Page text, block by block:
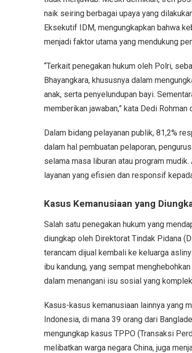
naik seiring berbagai upaya yang
Eksekutif IDM, mengungkapkan bahwa
menjadi faktor utama yang mendukung
“Terkait penegakan hukum oleh Polri,
Bhayangkara, khususnya dalam
anak, serta penyelundupan bayi.
memberikan jawaban,” kata Dedi
Dalam bidang pelayanan publik, 81,2%
dalam hal pembuatan pelaporan,
selama masa liburan atau program
layanan yang efisien dan responsif
Kasus Kemanusiaan yang
Salah satu penegakan hukum yang
diungkap oleh Direktorat Tindak Pidana
terancam dijual kembali ke keluarga
ibu kandung, yang sempat
dalam menangani isu sosial yang
Kasus-kasus kemanusiaan lainnya yang
Indonesia, di mana 39 orang dari
mengungkap kasus TPPO (Transaksi
melibatkan warga negara China, juga